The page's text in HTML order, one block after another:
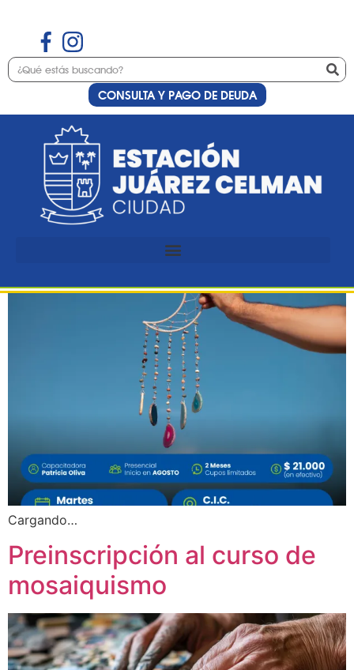
CONSULTA Y PAGO DE DEUDA
Etiqueta:arte
Preinscripción al curso de
alambrismo deco art
Cargando…
Preinscripción al curso de
mosaiquismo